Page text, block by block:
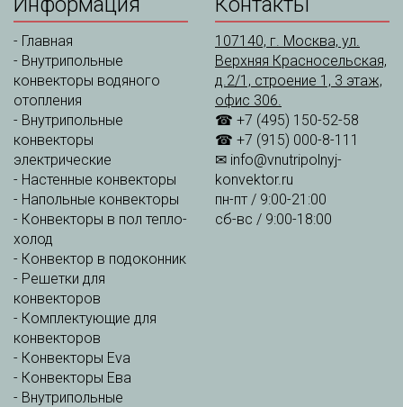
- Главная
- Внутрипольные
конвекторы водяного
отопления
- Внутрипольные
конвекторы
электрические
- Настенные конвекторы
- Напольные конвекторы
- Конвекторы в пол тепло-
холод
- Конвектор в подоконник
- Решетки для
конвекторов
- Комплектующие для
конвекторов
- Конвекторы Eva
- Конвекторы Ева
- Внутрипольные
107140, г. Москва, ул.
Верхняя Красносельская,
д.2/1, строение 1, 3 этаж,
офис 306.
☎ +7 (495) 150-52-58
☎ +7 (915) 000-8-111
✉ info@vnutripolnyj-
konvektor.ru
пн-пт / 9:00-21:00
сб-вс / 9:00-18:00